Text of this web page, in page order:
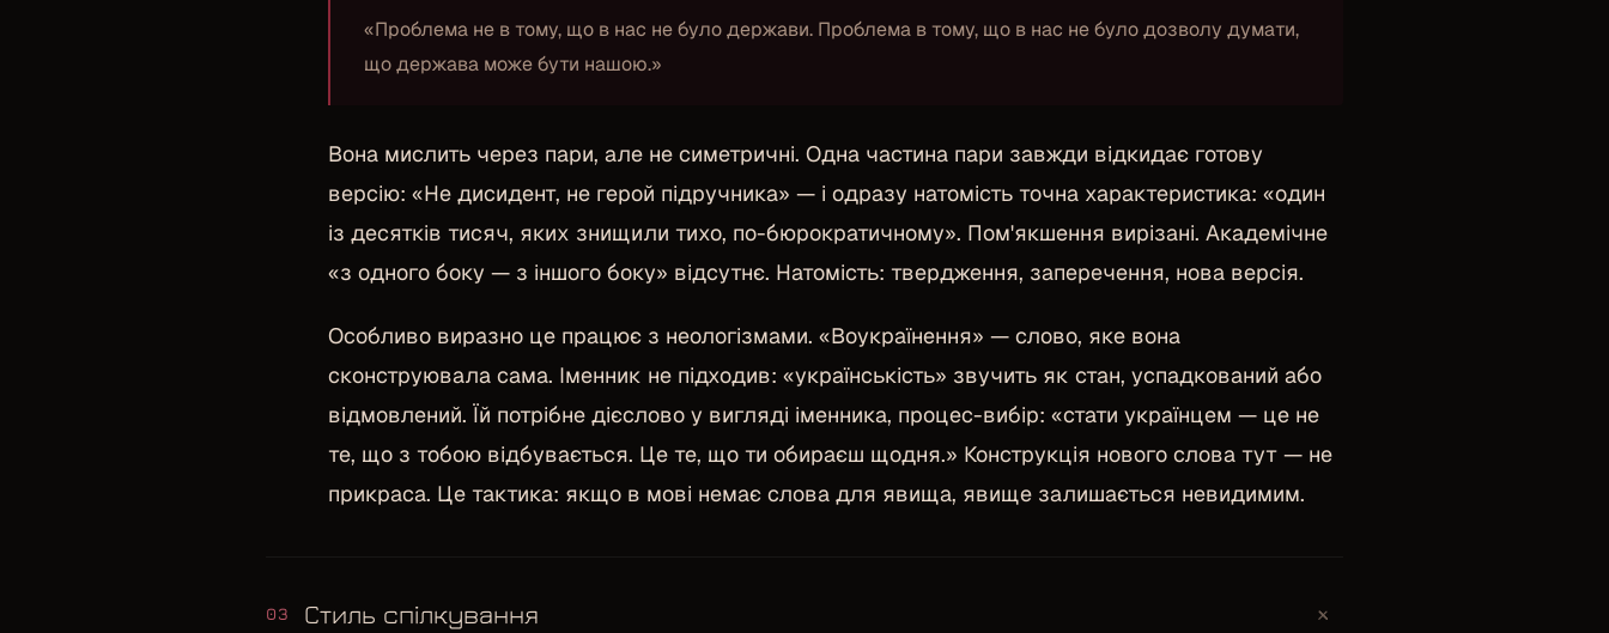
«Проблема не в тому, що в нас не було держави. Проблема в тому, що в нас не було дозволу думати,
що держава може бути нашою.»
Вона мислить через пари, але не симетричні. Одна частина пари завжди відкидає готову
версію: «Не дисидент, не герой підручника» — і одразу натомість точна характеристика: «один
із десятків тисяч, яких знищили тихо, по-бюрократичному». Пом'якшення вирізані. Академічне
«з одного боку — з іншого боку» відсутнє. Натомість: твердження, заперечення, нова версія.
Особливо виразно це працює з неологізмами. «Воукраїнення» — слово, яке вона
сконструювала сама. Іменник не підходив: «українськість» звучить як стан, успадкований або
відмовлений. Їй потрібне дієслово у вигляді іменника, процес-вибір: «стати українцем — це не
те, що з тобою відбувається. Це те, що ти обираєш щодня.» Конструкція нового слова тут — не
прикраса. Це тактика: якщо в мові немає слова для явища, явище залишається невидимим.
03 Стиль спілкування +